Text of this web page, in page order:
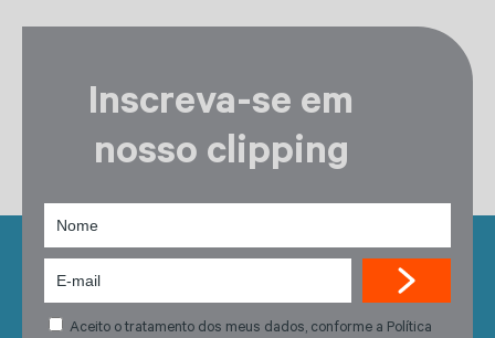
Inscreva-se em
nosso clipping
Aceito o tratamento dos meus dados, conforme a Política